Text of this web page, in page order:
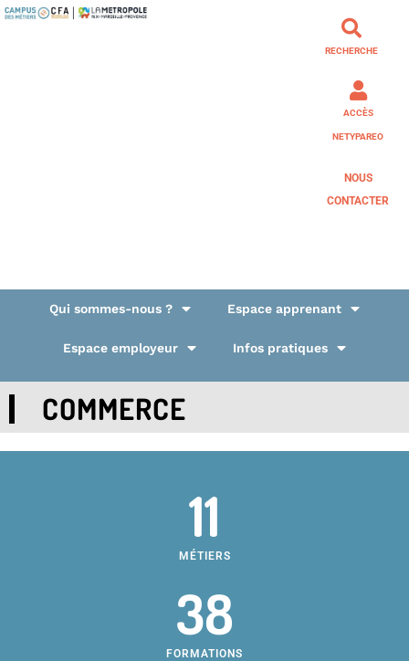
RECHERCHE
ACCÈS
NETYPAREO
NOUS
CONTACTER
Qui sommes-nous ? Espace apprenant
Espace employeur Infos pratiques
COMMERCE
11
MÉTIERS
38
FORMATIONS